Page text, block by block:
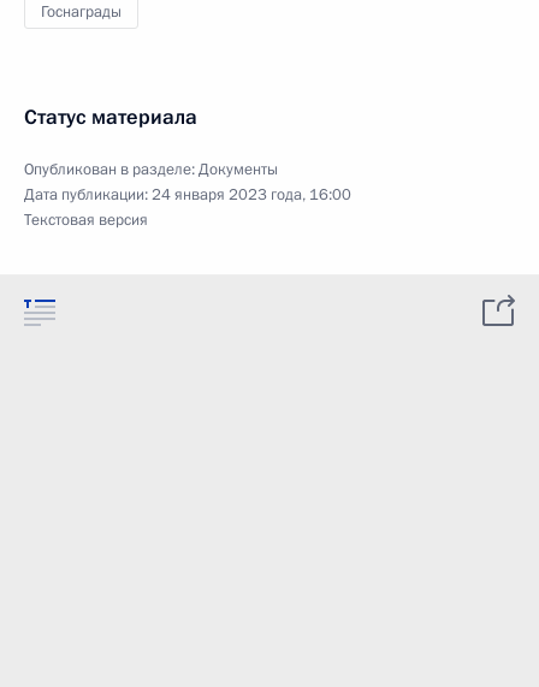
Госнаграды
Статус материала
Опубликован в разделе:Документы
Дата публикации:24 января 2023 года, 16:00
Текстовая версия